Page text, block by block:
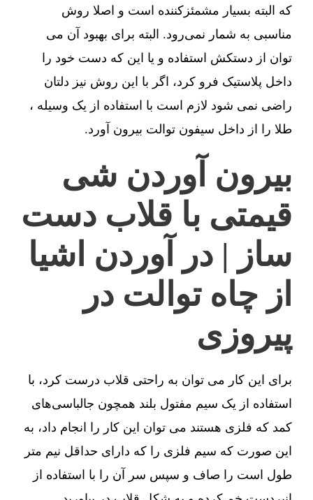
که البته بسیار مشمئزکننده است و اصلا روش
مناسبی به شمار نمی‌رود. البته برای بهبود آن می
توان از دستکش استفاده و یا این که دست خود را
داخل پلاستیک فرو کرد، اگر با این روش نیز دلتان
راضی نمی شود لازم است با استفاده از یک وسیله ،
طلا را از داخل سیفون توالت بیرون آورد.
بیرون آوردن شی
قیمتی با قلاب دست
ساز | در آوردن اشیا
از چاه توالت در
پیروزی
برای این کار می توان به راحتی قلاب درست کرد، با
استفاده از یک سیم مفتول بلند همچون جالباسی‌های
کمد که فلزی هستند می توان این کار را انجام داد، به
این صورت که سیم فلزی را که دارای حداقل نیم متر
طول است را صاف و سپس سر آن را با استفاده از